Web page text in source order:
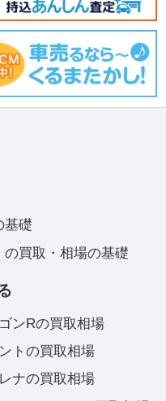
基礎
買取・相場の基礎
ンRの買取相場
トの買取相場
ナの買取相場